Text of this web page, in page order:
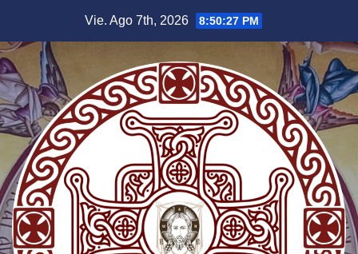
contenido
Vie. Ago 7th, 2026 8:50:28 PM